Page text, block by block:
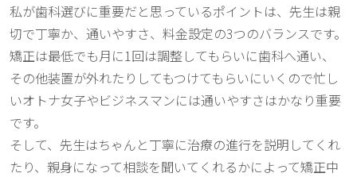
私が歯科選びに重要だと思っているポイントは、先生は親
切で丁寧か、通いやすさ、料金設定の3つのバランスです。
矯正は最低でも月に1回は調整してもらいに歯科へ通い、
その他装置が外れたりしてもつけてもらいにいくので忙し
いオトナ女子やビジネスマンには通いやすさはかなり重要
です。
そして、先生はちゃんと丁寧に治療の進行を説明してくれ
たり、親身になって相談を聞いてくれるかによって矯正中